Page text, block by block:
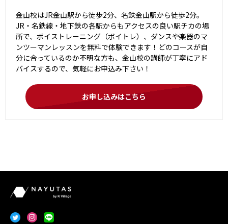
金山校はJR金山駅から徒歩2分、名鉄金山駅から徒歩2分。
JR・名鉄線・地下鉄の各駅からもアクセスの良い駅チカの場
所で、ボイストレーニング（ボイトレ）、ダンスや楽器のマ
ンツーマンレッスンを無料で体験できます！どのコースが自
分に合っているのか不明な方も、金山校の講師が丁寧にアド
バイスするので、気軽にお申込み下さい！
お申し込みはこちら